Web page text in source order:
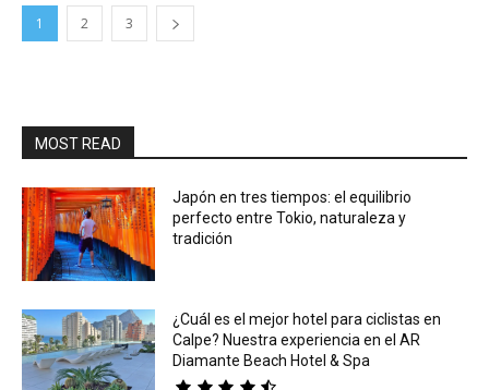
1 2 3
MOST READ
Japón en tres tiempos: el equilibrio
perfecto entre Tokio, naturaleza y
tradición
¿Cuál es el mejor hotel para ciclistas en
Calpe? Nuestra experiencia en el AR
Diamante Beach Hotel & Spa